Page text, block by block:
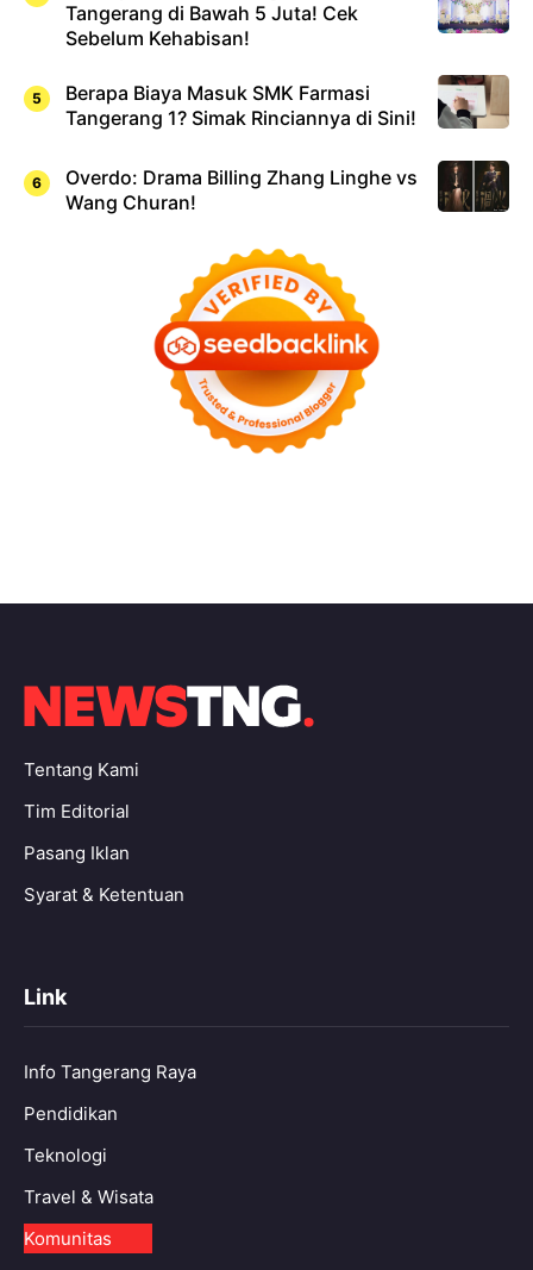
Tangerang di Bawah 5 Juta! Cek
Sebelum Kehabisan!
Berapa Biaya Masuk SMK Farmasi
Tangerang 1? Simak Rinciannya di Sini!
Overdo: Drama Billing Zhang Linghe vs
Wang Churan!
Tentang Kami
Tim Editorial
Pasang Iklan
Syarat & Ketentuan
Link
Info Tangerang Raya
Pendidikan
Teknologi
Travel & Wisata
Komunitas